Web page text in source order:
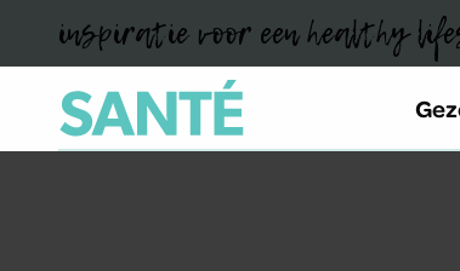
inspiratie voor een healthy